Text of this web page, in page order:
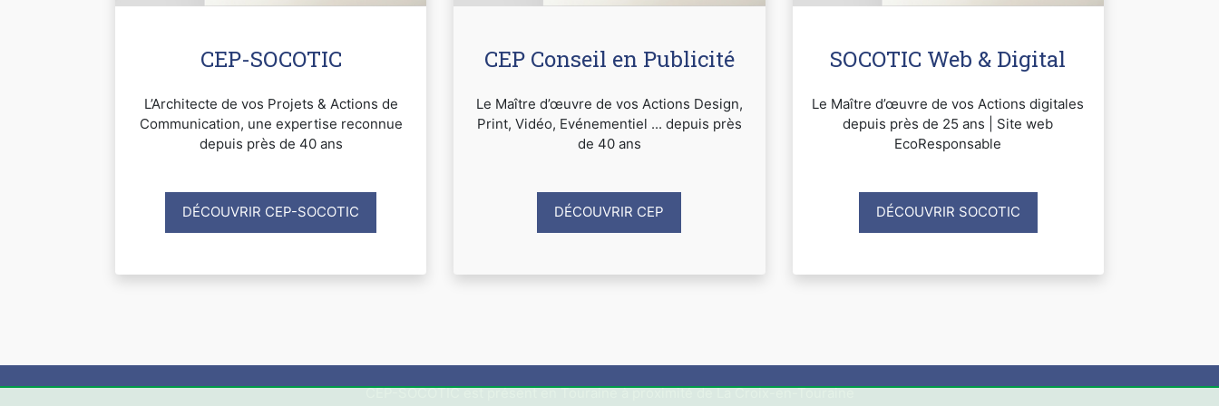
CEP-SOCOTIC
L’Architecte de vos Projets & Actions de
Communication, une expertise reconnue
depuis près de 40 ans
DÉCOUVRIR CEP-SOCOTIC
CEP Conseil en Publicité
Le Maître d’œuvre de vos Actions Design,
Print, Vidéo, Evénementiel ... depuis près
de 40 ans
DÉCOUVRIR CEP
SOCOTIC Web & Digital
Le Maître d’œuvre de vos Actions digitales
depuis près de 25 ans | Site web
EcoResponsable
DÉCOUVRIR SOCOTIC
CEP-SOCOTIC est présent en Touraine à proximité de La Croix-en-Touraine